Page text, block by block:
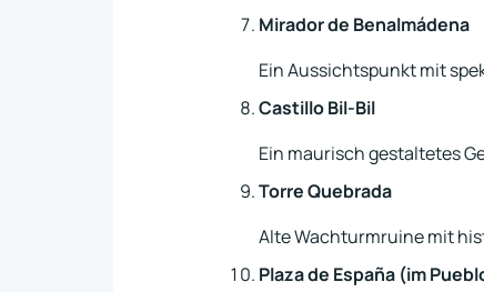
Mirador de Benalmádena
Ein Aussichtspunkt mit
Castillo Bil-Bil
Ein maurisch gestaltetes
Torre Quebrada
Alte Wachturmruine mit
Plaza de España (im